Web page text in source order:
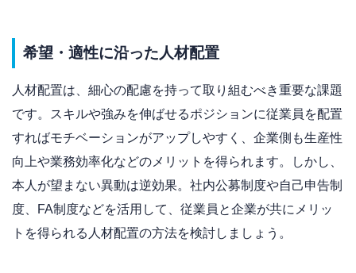
希望・適性に沿った人材配置
人材配置は、細心の配慮を持って取り組むべき重要な課題
です。スキルや強みを伸ばせるポジションに従業員を配置
すればモチベーションがアップしやすく、企業側も生産性
向上や業務効率化などのメリットを得られます。しかし、
本人が望まない異動は逆効果。社内公募制度や自己申告制
度、FA制度などを活用して、従業員と企業が共にメリッ
トを得られる人材配置の方法を検討しましょう。